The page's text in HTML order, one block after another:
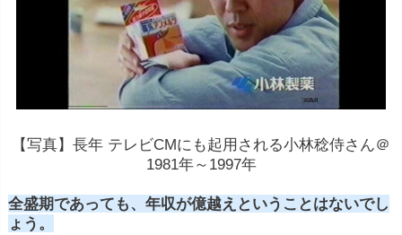
【写真】長年 テレビCMにも起用される小林稔侍さん＠
1981年～1997年
全盛期であっても、年収が億越えということはないでし
ょう。